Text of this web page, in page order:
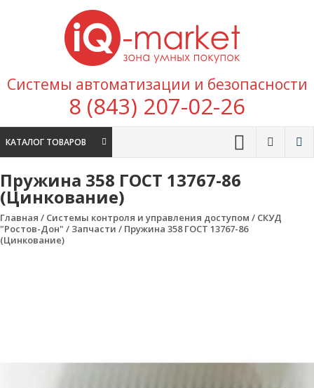
Перейти к содержимому
покупок
Системы автоматизации и безопасности
8 (843) 207-02-26
КАТАЛОГ ТОВАРОВ
Пружина 358 ГОСТ 13767-86
(Цинкование)
Главная / Системы контроля и управления доступом / СКУД
"Ростов-Дон" / Запчасти / Пружина 358 ГОСТ 13767-86
(Цинкование)